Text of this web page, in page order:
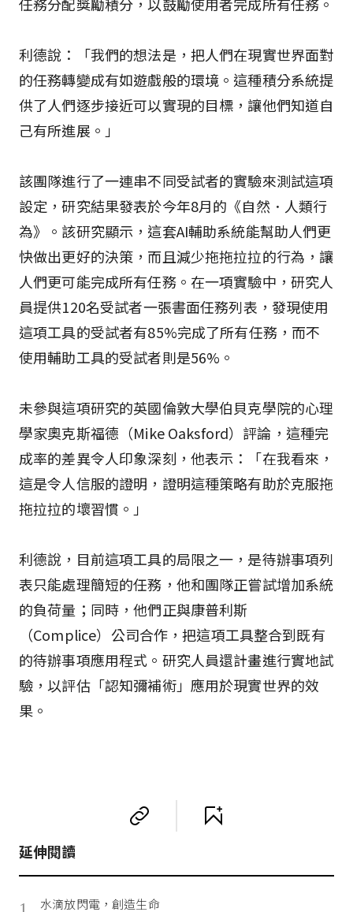
利德說：「我們的想法是，把人們在現實世界面對
的任務轉變成有如遊戲般的環境。這種積分系統提
供了人們逐步接近可以實現的目標，讓他們知道自
己有所進展。」
該團隊進行了一連串不同受試者的實驗來測試這項
設定，研究結果發表於今年8月的《自然．人類行
為》。該研究顯示，這套AI輔助系統能幫助人們更
快做出更好的決策，而且減少拖拖拉拉的行為，讓
人們更可能完成所有任務。在一項實驗中，研究人
員提供120名受試者一張書面任務列表，發現使用
這項工具的受試者有85%完成了所有任務，而不
使用輔助工具的受試者則是56%。
未參與這項研究的英國倫敦大學伯貝克學院的心理
學家奧克斯福德（Mike Oaksford）評論，這種完
成率的差異令人印象深刻，他表示：「在我看來，
這是令人信服的證明，證明這種策略有助於克服拖
拖拉拉的壞習慣。」
利德說，目前這項工具的局限之一，是待辦事項列
表只能處理簡短的任務，他和團隊正嘗試增加系統
的負荷量；同時，他們正與康普利斯
（Complice）公司合作，把這項工具整合到既有
的待辦事項應用程式。研究人員還計畫進行實地試
驗，以評估「認知彌補術」應用於現實世界的效
果。
延伸閱讀
水滴放閃電，創造生命